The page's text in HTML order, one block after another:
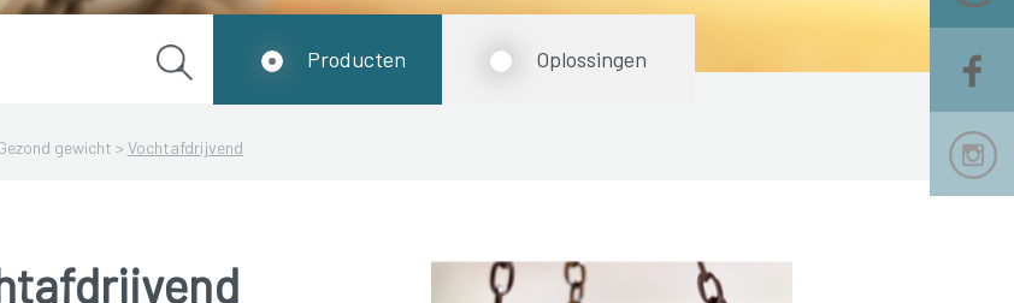
gewicht >Vochtafdrijvend
Producten Oplossingen